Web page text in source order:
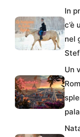
In
c’è
nel
Un